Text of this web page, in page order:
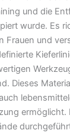
und die
wurde. Es
Frauen und
Dieses
ermöglicht.